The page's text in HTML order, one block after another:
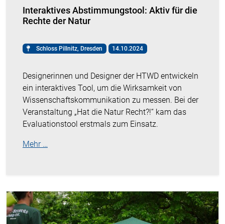
Interaktives Abstimmungstool: Aktiv für die
Rechte der Natur
Schloss Pillnitz, Dresden 14.10.2024
Designerinnen und Designer der HTWD entwickeln
ein interaktives Tool, um die Wirksamkeit von
Wissenschaftskommunikation zu messen. Bei der
Veranstaltung „Hat die Natur Recht?!“ kam das
Evaluationstool erstmals zum Einsatz.
Mehr …